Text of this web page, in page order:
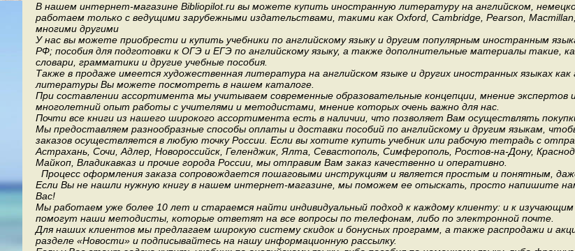
В нашем интернет-магазине Bibliopilot.ru вы можете купить иностранную литературу на английском,
работаем только с ведущими зарубежными издательствами, такими как Oxford, Cambridge, Pearson,
многими другими
У нас вы можете приобрести и купить учебники по английскому языку и другим популярным иностранным
РФ; пособия для подготовки к ОГЭ и ЕГЭ по английскому языку, а также дополнительные материалы такие,
словари, грамматики и другие учебные пособия.
Также в продаже имеется художественная литература на английском языке и других иностранных языках
литературы Вы можете посмотреть в нашем каталоге.
При составлении ассортимента мы учитываем современные образовательные концепции, мнение
многолетний опыт работы с учителями и методистами, мнение которых очень важно для нас.
Почти все книги из нашего широкого ассортимента есть в наличии, что позволяет Вам осуществлять
Мы предоставляем разнообразные способы оплаты и доставки пособий по английскому и другим языкам,
заказов осуществляется в любую точку России. Если вы хотите купить учебник или рабочую тетрадь с
Астрахань, Сочи, Адлер, Новороссийск, Геленджик, Ялта, Севастополь, Симферополь, Ростов-на-Дону,
Майкоп, Владикавказ и прочие города России, мы отправим Вам заказ качественно и оперативно.
Процесс оформления заказа сопровождается пошаговыми инструкциям и является простым и понятным,
Если Вы не нашли нужную книгу в нашем интернет-магазине, мы поможем ее отыскать, просто напишите
Вас!
Мы работаем уже более 10 лет и стараемся найти индивидуальный подход к каждому клиенту: и к
помогут наши методисты, которые ответят на все вопросы по телефонам, либо по электронной почте.
Для наших клиентов мы предлагаем широкую систему скидок и бонусных программ, а также распродажи и
разделе «Новости» и подписывайтесь на нашу информационную рассылку.